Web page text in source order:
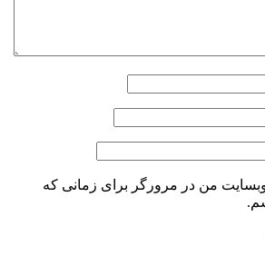
وبسایت من در مرورگر برای زمانی که